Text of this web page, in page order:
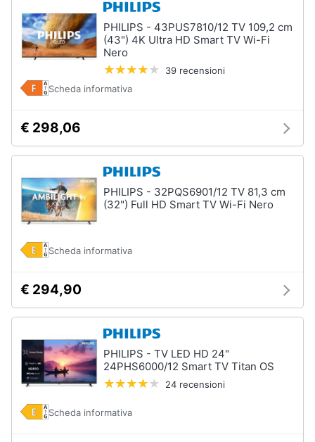
PHILIPS - 43PUS7810/12 TV 109,2 cm
(43") 4K Ultra HD Smart TV Wi-Fi
Nero
39 recensioni
Scheda informativa
€ 298,06
PHILIPS - 32PQS6901/12 TV 81,3 cm
(32") Full HD Smart TV Wi-Fi Nero
Scheda informativa
€ 294,90
PHILIPS - TV LED HD 24"
24PHS6000/12 Smart TV Titan OS
24 recensioni
Scheda informativa